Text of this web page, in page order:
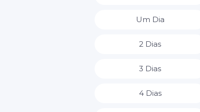
Um Dia
2 Dias
3 Dias
4 Dias